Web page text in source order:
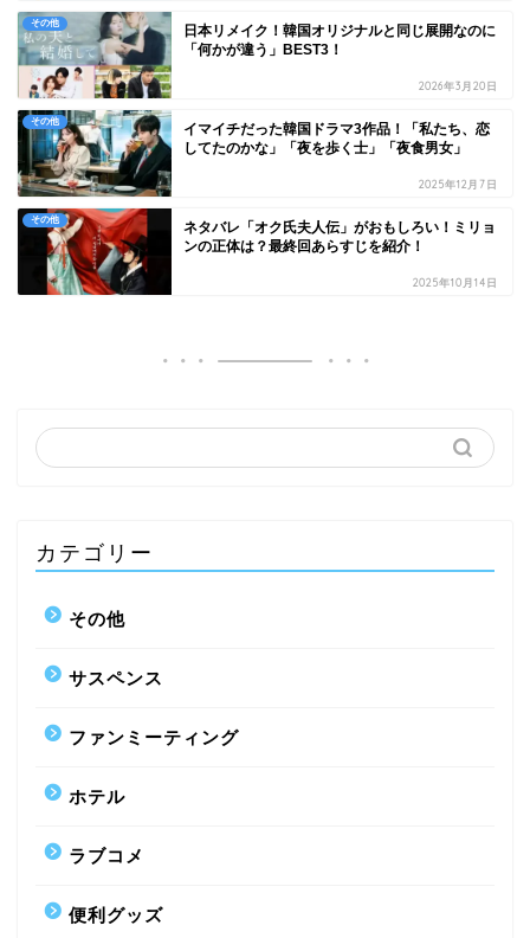
その他
日本リメイク！韓国オリジナルと同じ展開なのに
「何かが違う」BEST3！
2026年3月20日
その他
イマイチだった韓国ドラマ3作品！「私たち、恋
してたのかな」「夜を歩く士」「夜食男女」
2025年12月7日
その他
ネタバレ「オク氏夫人伝」がおもしろい！ミリョ
ンの正体は？最終回あらすじを紹介！
2025年10月14日
カテゴリー
その他
サスペンス
ファンミーティング
ホテル
ラブコメ
便利グッズ